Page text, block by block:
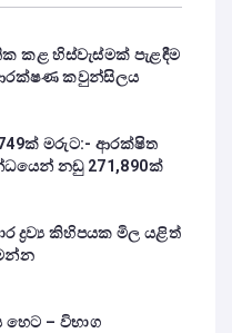
කළ හිස්වැස්මක් පැළඳීම
ආරක්ෂණ කවුන්සිලය
මරුට:- ආරක්ෂිත
නඩු 271,890ක්
ද්‍රව්‍ය කිහිපයක මිල යළිත්
හෙට – විභාග